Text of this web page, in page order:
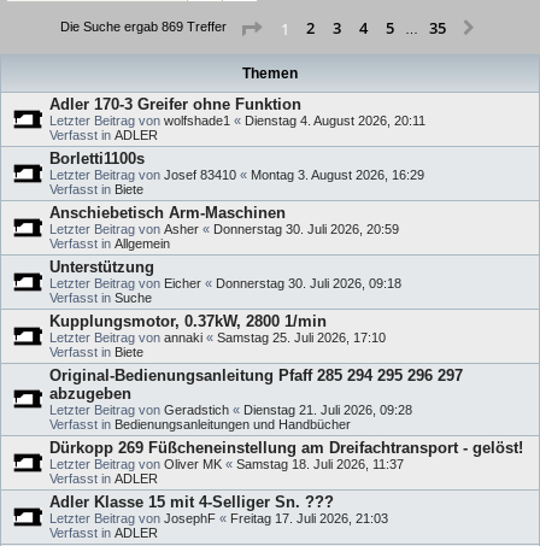
Die Suche ergab 869 Treffer Seite 1von 35
1 2 3 4 5 35
Themen
Adler 170-3 Greifer ohne Funktion
Letzter Beitrag von wolfshade1 « Dienstag 4. August 2026, 20:11
Verfasst in ADLER
Borletti1100s
Letzter Beitrag von Josef 83410 « Montag 3. August 2026, 16:29
Verfasst in Biete
Anschiebetisch Arm-Maschinen
Letzter Beitrag von Asher « Donnerstag 30. Juli 2026, 20:59
Verfasst in Allgemein
Unterstützung
Letzter Beitrag von Eicher « Donnerstag 30. Juli 2026, 09:18
Verfasst in Suche
Kupplungsmotor, 0.37kW, 2800 1/min
Letzter Beitrag von annaki « Samstag 25. Juli 2026, 17:10
Verfasst in Biete
Original-Bedienungsanleitung Pfaff 285 294 295 296 297
abzugeben
Letzter Beitrag von Geradstich « Dienstag 21. Juli 2026, 09:28
Verfasst in Bedienungsanleitungen und Handbücher
Dürkopp 269 Füßcheneinstellung am Dreifachtransport - gelöst!
Letzter Beitrag von Oliver MK « Samstag 18. Juli 2026, 11:37
Verfasst in ADLER
Adler Klasse 15 mit 4-Selliger Sn. ???
Letzter Beitrag von JosephF « Freitag 17. Juli 2026, 21:03
Verfasst in ADLER